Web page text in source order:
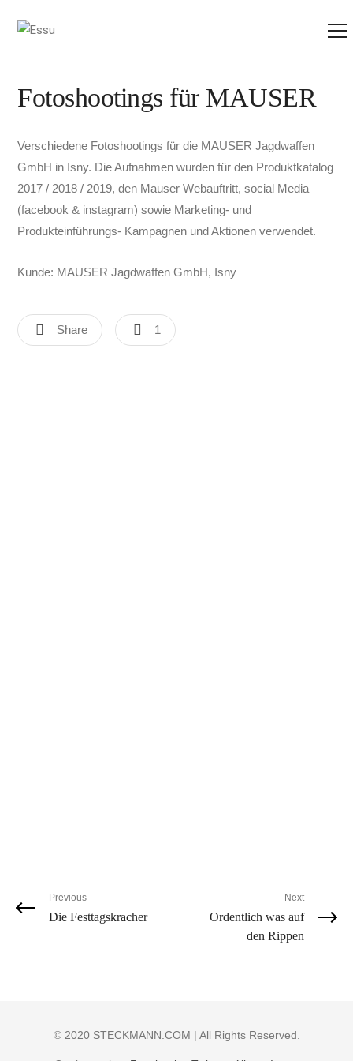
Fotoshootings für MAUSER
Verschiedene Fotoshootings für die MAUSER Jagdwaffen
GmbH in Isny. Die Aufnahmen wurden für den Produktkatalog
2017 / 2018 / 2019, den Mauser Webauftritt, social Media
(facebook & instagram) sowie Marketing- und
Produkteinführungs- Kampagnen und Aktionen verwendet.
Kunde: MAUSER Jagdwaffen GmbH, Isny
Share 1
Previous
Die Festtagskracher
Next
Ordentlich was auf
den Rippen
© 2020 STECKMANN.COM | All Rights Reserved.